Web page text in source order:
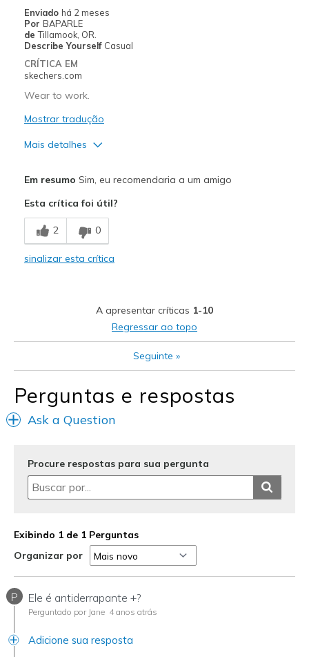
Width
Sizing
View On Shoes
I'm Into Shoes
Enviado há 2 meses
Por BAPARLE
de Tillamook, OR.
Describe Yourself Casual
CRÍTICA EM
skechers.com
Wear to work.
Mostrar tradução
Mais detalhes
Comfortable
Stylish
Special Occasions
Travel
Work Wear
Width
Feels true to width
View On Shoes
Shoes are for Wearing
Em resumo Sim, eu recomendaria a um amigo
Esta crítica foi útil?
2 0
sinalizar esta crítica
A apresentar críticas 1-10
Regressar ao topo
Seguinte »
Perguntas e respostas
Ask a Question
Procure respostas para sua pergunta
Exibindo 1 de 1 Perguntas
Organizar por
P Ele é antiderrapante +?
Perguntado por Jane 4 anos atrás
Adicione sua resposta